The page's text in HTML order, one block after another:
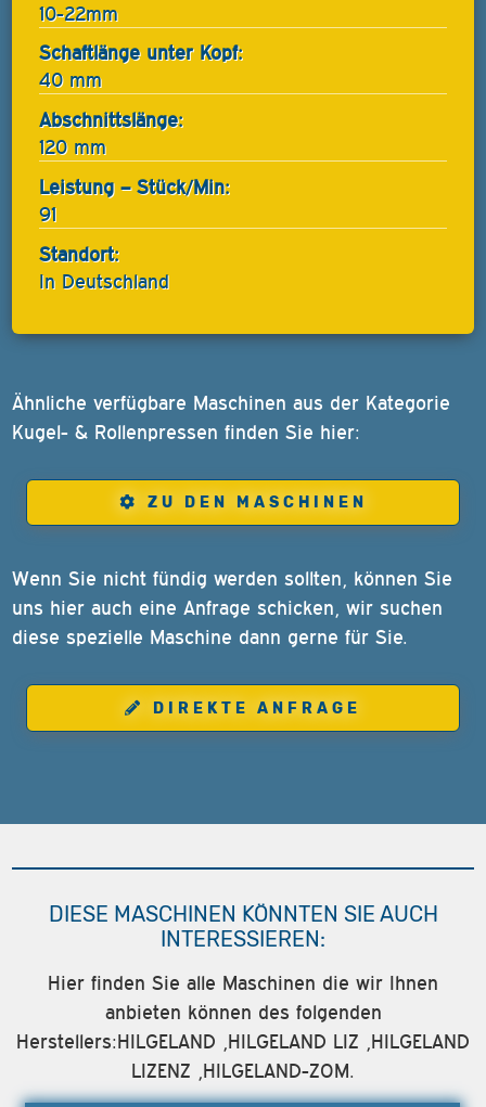
10-22mm
Schaftlänge unter Kopf:
40 mm
Abschnittslänge:
120 mm
Leistung – Stück/Min:
91
Standort:
In Deutschland
Ähnliche verfügbare Maschinen aus der Kategorie
Kugel- & Rollenpressen finden Sie hier:
ZU DEN MASCHINEN
Wenn Sie nicht fündig werden sollten, können Sie
uns hier auch eine Anfrage schicken, wir suchen
diese spezielle Maschine dann gerne für Sie.
DIREKTE ANFRAGE
DIESE MASCHINEN KÖNNTEN SIE AUCH
INTERESSIEREN:
Hier finden Sie alle Maschinen die wir Ihnen
anbieten können des folgenden
Herstellers:HILGELAND ,HILGELAND LIZ ,HILGELAND
LIZENZ ,HILGELAND-ZOM.